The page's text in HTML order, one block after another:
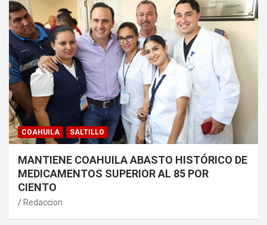
COAHUILA SALTILLO
MANTIENE COAHUILA ABASTO HISTÓRICO DE
MEDICAMENTOS SUPERIOR AL 85 POR
CIENTO
Redaccion